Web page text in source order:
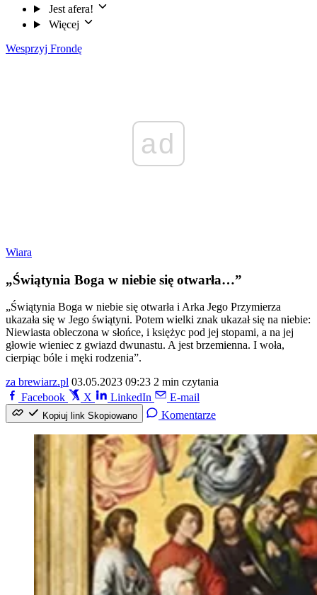
Jest afera!
Więcej
Wesprzyj Frondę
ad
Wiara
„Świątynia Boga w niebie się otwarła…”
„Świątynia Boga w niebie się otwarła i Arka Jego Przymierza
ukazała się w Jego świątyni. Potem wielki znak ukazał się na niebie:
Niewiasta obleczona w słońce, i księżyc pod jej stopami, a na jej
głowie wieniec z gwiazd dwunastu. A jest brzemienna. I woła,
cierpiąc bóle i męki rodzenia”.
za brewiarz.pl 03.05.2023 09:23 2 min czytania
Facebook
X LinkedIn E-mail
Kopiuj link Skopiowano Komentarze